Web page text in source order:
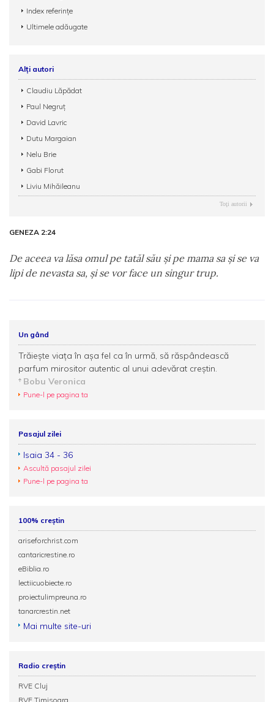
Index referințe
Ultimele adăugate
Alți autori
Claudiu Lăpădat
Paul Negruț
David Lavric
Dutu Margaian
Nelu Brie
Gabi Florut
Liviu Mihăileanu
Toţi autorii
GENEZA 2:24
De aceea va lăsa omul pe tatăl său şi pe mama sa şi se va
lipi de nevasta sa, şi se vor face un singur trup.
Un gând
Trăieşte viaţa în aşa fel ca în urmă, să răspândească
parfum mirositor autentic al unui adevărat creştin.
Bobu Veronica
Pune-l pe pagina ta
Pasajul zilei
Isaia 34 - 36
Ascultă pasajul zilei
Pune-l pe pagina ta
100% creștin
ariseforchrist.com
cantaricrestine.ro
eBiblia.ro
lectiicuobiecte.ro
proiectulimpreuna.ro
tanarcrestin.net
Mai multe site-uri
Radio creștin
RVE Cluj
RVE Timisoara